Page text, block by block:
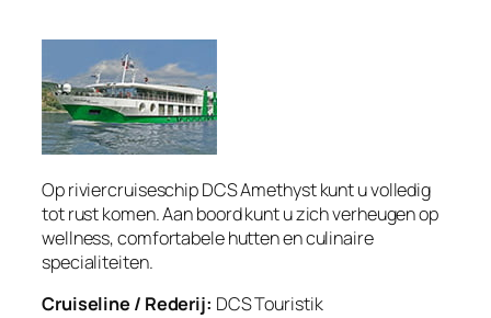
Op riviercruiseschip DCS Amethyst kunt u volledig
tot rust komen. Aan boord kunt u zich verheugen op
wellness, comfortabele hutten en culinaire
specialiteiten.
Cruiseline / Rederij: DCS Touristik